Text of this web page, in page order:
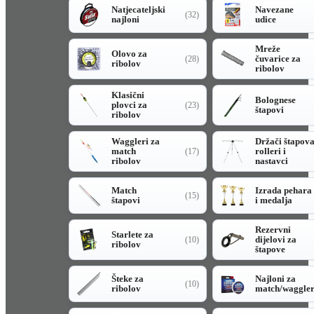
Natjecateljski
najloni
(32)
Navezane
udice
Olovo za
ribolov
(28)
Mreže
čuvarice za
ribolov
Klasični
plovci za
ribolov
(23)
Bolognese
štapovi
Waggleri za
match
ribolov
(17)
Držači štapova
rolleri i
nastavci
Match
štapovi
(15)
Izrada pehara
i medalja
Starlete za
ribolov
(10)
Rezervni
dijelovi za
štapove
Šteke za
ribolov
(10)
Najloni za
match/waggler